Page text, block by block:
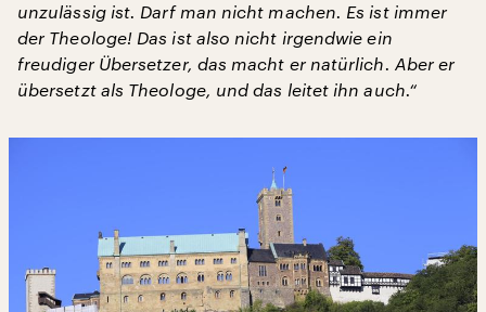
unzulässig ist. Darf man nicht machen. Es ist immer
der Theologe! Das ist also nicht irgendwie ein
freudiger Übersetzer, das macht er natürlich. Aber er
übersetzt als Theologe, und das leitet ihn auch.“